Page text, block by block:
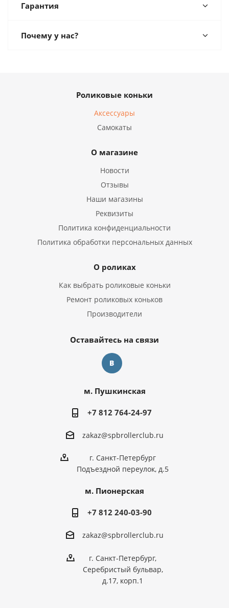
Гарантия
Почему у нас?
Роликовые коньки
Аксессуары
Самокаты
О магазине
Новости
Отзывы
Наши магазины
Реквизиты
Политика конфиденциальности
Политика обработки персональных данных
О роликах
Как выбрать роликовые коньки
Ремонт роликовых коньков
Производители
Оставайтесь на связи
м. Пушкинская
+7 812 764-24-97
zakaz@spbrollerclub.ru
г. Санкт-Петербург
Подъездной переулок, д.5
м. Пионерская
+7 812 240-03-90
zakaz@spbrollerclub.ru
г. Санкт-Петербург,
Серебристый бульвар,
д.17, корп.1